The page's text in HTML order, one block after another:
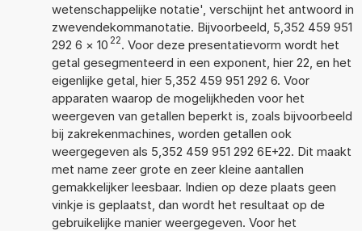
wetenschappelijke notatie', verschijnt het antwoord in
zwevendekommanotatie. Bijvoorbeeld, 5,352 459 951
292 6 × 10 22. Voor deze presentatievorm wordt het
getal gesegmenteerd in een exponent, hier 22, en het
eigenlijke getal, hier 5,352 459 951 292 6. Voor
apparaten waarop de mogelijkheden voor het
weergeven van getallen beperkt is, zoals bijvoorbeeld
bij zakrekenmachines, worden getallen ook
weergegeven als 5,352 459 951 292 6E+22. Dit maakt
met name zeer grote en zeer kleine aantallen
gemakkelijker leesbaar. Indien op deze plaats geen
vinkje is geplaatst, dan wordt het resultaat op de
gebruikelijke manier weergegeven. Voor het